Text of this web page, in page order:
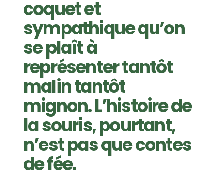
coquet et
sympathique qu’on
se plaît à
représenter tantôt
malin tantôt
mignon. L’histoire de
la souris, pourtant,
n’est pas que contes
de fée.